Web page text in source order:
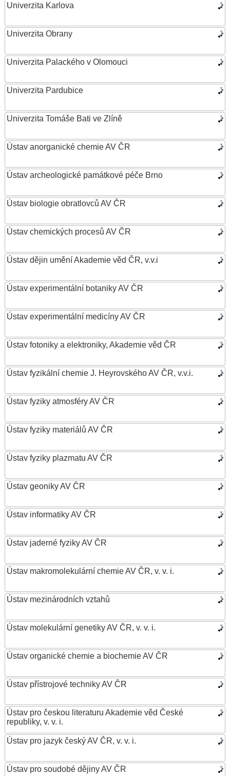
Univerzita Karlova
Univerzita Obrany
Univerzita Palackého v Olomouci
Univerzita Pardubice
Univerzita Tomáše Bati ve Zlíně
Ústav anorganické chemie AV ČR
Ústav archeologické památkové péče Brno
Ústav biologie obratlovců AV ČR
Ústav chemických procesů AV ČR
Ústav dějin umění Akademie věd ČR, v.v.i
Ústav experimentální botaniky AV ČR
Ústav experimentální medicíny AV ČR
Ústav fotoniky a elektroniky, Akademie věd ČR
Ústav fyzikální chemie J. Heyrovského AV ČR, v.v.i.
Ústav fyziky atmosféry AV ČR
Ústav fyziky materiálů AV ČR
Ústav fyziky plazmatu AV ČR
Ústav geoniky AV ČR
Ústav informatiky AV ČR
Ústav jaderné fyziky AV ČR
Ústav makromolekulární chemie AV ČR, v. v. i.
Ústav mezinárodních vztahů
Ústav molekulární genetiky AV ČR, v. v. i.
Ústav organické chemie a biochemie AV ČR
Ústav přístrojové techniky AV ČR
Ústav pro českou literaturu Akademie věd České
republiky, v. v. i.
Ústav pro jazyk český AV ČR, v. v. i.
Ústav pro soudobé dějiny AV ČR